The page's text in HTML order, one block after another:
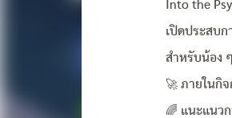
Into the
เปิดประสบก
สำหรับน้อง
🚀 ภายในกิ
🌈 แนะแนว